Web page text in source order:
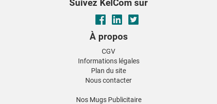
Suivez KelCom sur
À propos
CGV
Informations légales
Plan du site
Nous contacter
Nos Mugs Publicitaire